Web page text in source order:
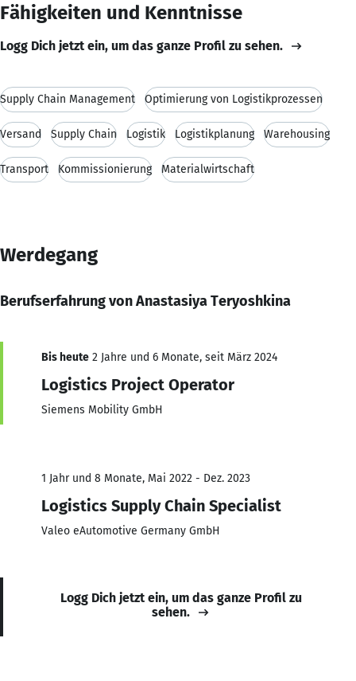
Fähigkeiten und Kenntnisse
Logg Dich jetzt ein, um das ganze Profil zu sehen.
Supply Chain Management Optimierung von Logistikprozessen
Versand Supply Chain Logistik Logistikplanung Warehousing
Transport Kommissionierung Materialwirtschaft
Werdegang
Berufserfahrung von Anastasiya Teryoshkina
Bis heute 2 Jahre und 6 Monate, seit März 2024
Logistics Project Operator
Siemens Mobility GmbH
1 Jahr und 8 Monate, Mai 2022 - Dez. 2023
Logistics Supply Chain Specialist
Valeo eAutomotive Germany GmbH
Logg Dich jetzt ein, um das ganze Profil zu
sehen.